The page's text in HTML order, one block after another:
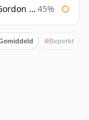
45%
Beperkt